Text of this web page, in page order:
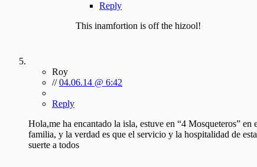
Reply
This inamfortion is off the hizool!
Roy
//04.06.14 @ 6:42
Reply
Hola,me ha encantado la isla, estuve en “4 Mosqueteros”
familia, y la verdad es que el servicio y la hospitalidad de
suerte a todos